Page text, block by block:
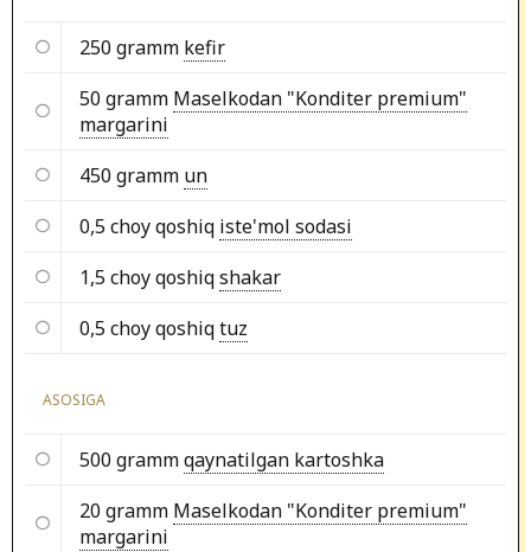
250 gramm kefir
50 gramm Maselkodan "Konditer premium"
margarini
450 gramm un
0,5 choy qoshiq iste'mol sodasi
1,5 choy qoshiqshakar
0,5 choy qoshiqtuz
ASOSIGA
500 grammqaynatilgan kartoshka
20 gramm Maselkodan "Konditer premium"
margarini